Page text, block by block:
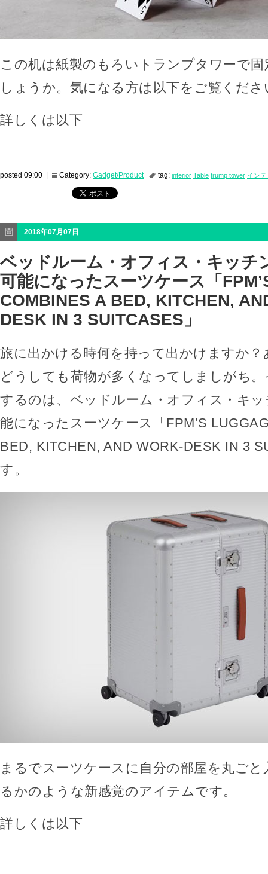
この机は紙製のもろいトランプタワーで
しょうか。気になる方は以下をご覧くださ
詳しくは以下
posted 09:00 | Category: Gadget/Product tag: interior Table trump tower イン
2018年07月07日
ベッドルーム・オフィス・キッチ
可能になったスーツケース「
COMBINES A BED, KITCHEN,
DESK IN 3 SUITCASES」
旅に出かける時何を持って出かけますか
どうしても荷物が多くなってしましがち
するのは、ベッドルーム・オフィス・キ
能になったスーツケース「FPM’S
BED, KITCHEN, AND WORK-DESK IN 3
す。
まるでスーツケースに自分の部屋を丸ご
るかのような新感覚のアイテムです。
詳しくは以下